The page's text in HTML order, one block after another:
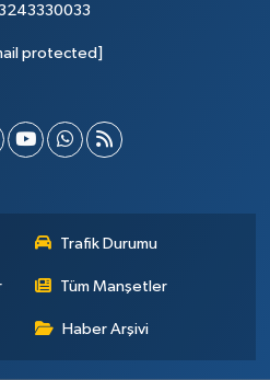
protected]
Trafik Durumu
Tüm Manşetler
Haber Arşivi